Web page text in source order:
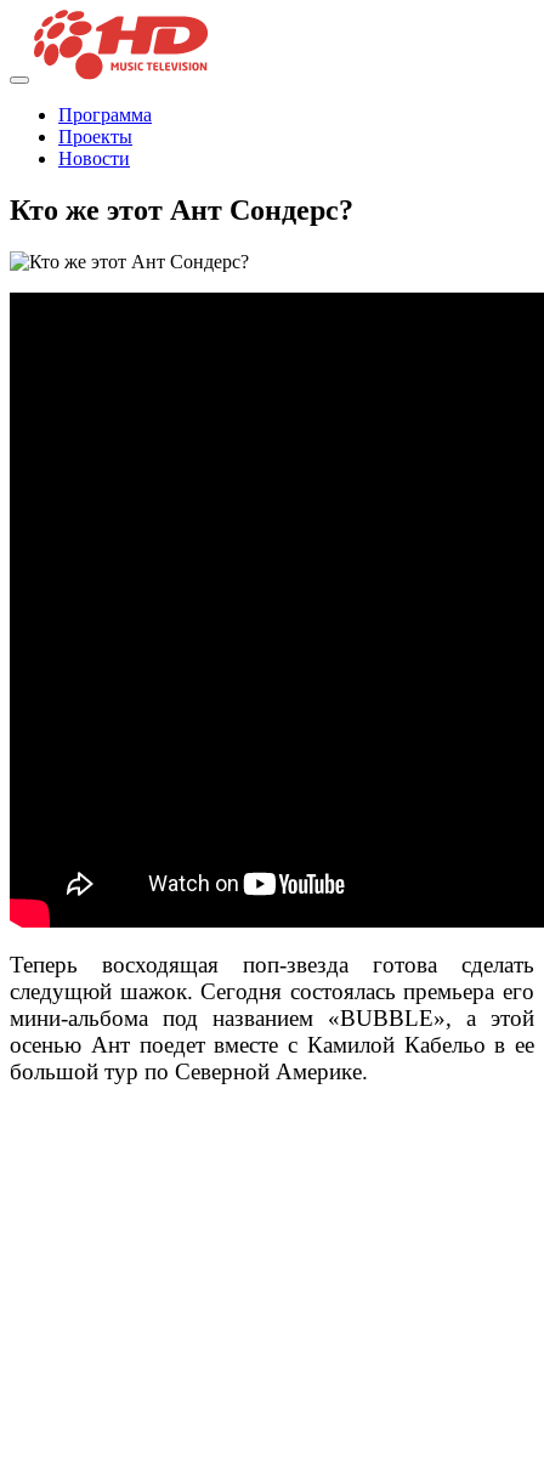
Программа
Проекты
Новости
Кто же этот Ант Сондерс?
Теперь восходящая поп-звезда готова сделать
следущюй шажок. Сегодня состоялась премьера его
мини-альбома под названием «BUBBLE», а этой
осенью Ант поедет вместе с Камилой Кабельо в ее
большой тур по Северной Америке.